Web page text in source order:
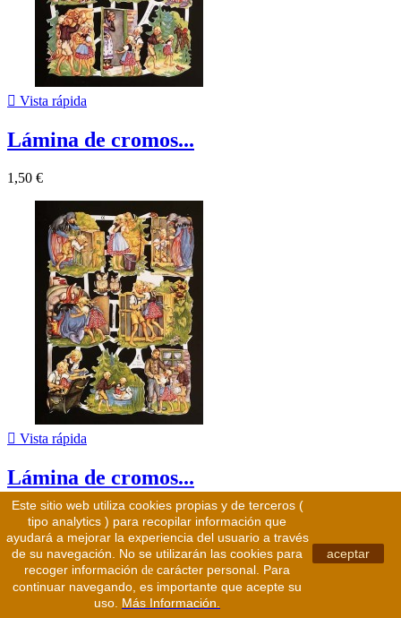
 Vista rápida
Lámina de cromos...
1,50 €
 Vista rápida
Lámina de cromos...
1,50 €
Este sitio web utiliza cookies propias y de terceros (
tipo analytics ) para recopilar información que
ayudará a mejorar la experiencia del usuario a través
de su navegación. No se utilizarán las cookies para
recoger información de carácter personal. Para
continuar navegando, es importante que acepte su
uso. Más Información.
aceptar